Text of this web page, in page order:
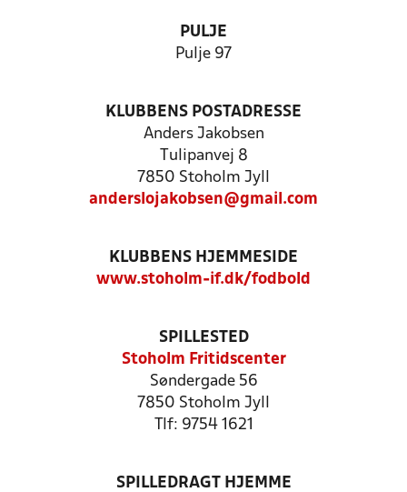
PULJE
Pulje 97
KLUBBENS POSTADRESSE
Anders Jakobsen
Tulipanvej 8
7850 Stoholm Jyll
anderslojakobsen@gmail.com
KLUBBENS HJEMMESIDE
www.stoholm-if.dk/fodbold
SPILLESTED
Stoholm Fritidscenter
Søndergade 56
7850 Stoholm Jyll
Tlf: 9754 1621
SPILLEDRAGT HJEMME